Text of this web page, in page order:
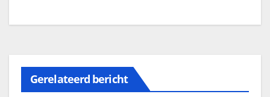
Gerelateerd bericht